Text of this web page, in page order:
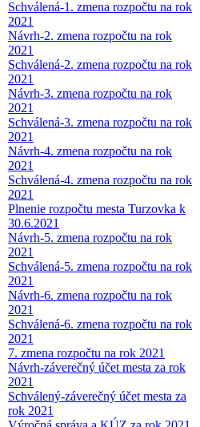
Schválená-1. zmena rozpočtu na rok
2021
Návrh-2. zmena rozpočtu na rok
2021
Schválená-2. zmena rozpočtu na rok
2021
Návrh-3. zmena rozpočtu na rok
2021
Schválená-3. zmena rozpočtu na rok
2021
Návrh-4. zmena rozpočtu na rok
2021
Schválená-4. zmena rozpočtu na rok
2021
Plnenie rozpočtu mesta Turzovka k
30.6.2021
Návrh-5. zmena rozpočtu na rok
2021
Schválená-5. zmena rozpočtu na rok
2021
Návrh-6. zmena rozpočtu na rok
2021
Schválená-6. zmena rozpočtu na rok
2021
7. zmena rozpočtu na rok 2021
Návrh-záverečný účet mesta za rok
2021
Schválený-záverečný účet mesta za
rok 2021